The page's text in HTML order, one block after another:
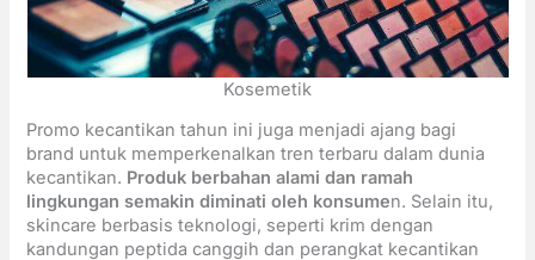
Kosemetik
Promo kecantikan tahun ini juga menjadi ajang bagi
brand untuk memperkenalkan tren terbaru dalam dunia
kecantikan. Produk berbahan alami dan ramah
lingkungan semakin diminati oleh konsumen. Selain itu,
skincare berbasis teknologi, seperti krim dengan
kandungan peptida canggih dan perangkat kecantikan